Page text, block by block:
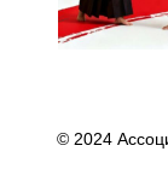
© 2024